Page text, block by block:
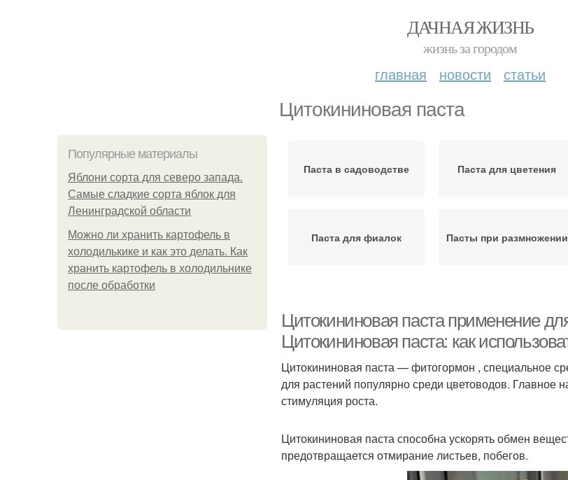
ДАЧНАЯ ЖИЗНЬ
жизнь за городом
главная новости статьи
Цитокининовая паста
Популярные материалы
Яблони сорта для северо запада.
Самые сладкие сорта яблок для
Ленинградской области
Можно ли хранить картофель в
холодилькике и как это делать. Как
хранить картофель в холодильнике
после обработки
Паста в садоводстве Паста для цветения
Паста для фиалок Пасты при размножении
Цитокининовая паста применение
Цитокининовая паста: как
Цитокининовая паста — фитогормон , специальное
для растений популярно среди цветоводов.
стимуляция роста.
Цитокининовая паста способна ускорять обмен
предотвращается отмирание листьев, побегов.